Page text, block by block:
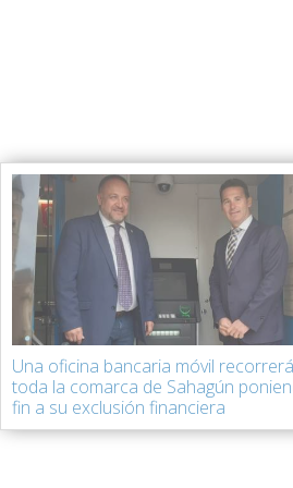
Una oficina bancaria móvil recorrerá
toda la comarca de Sahagún
fin a su exclusión financiera